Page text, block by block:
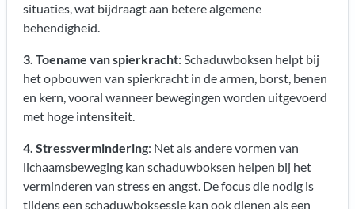
situaties, wat bijdraagt aan betere algemene
behendigheid.
3. Toename van spierkracht: Schaduwboksen helpt bij
het opbouwen van spierkracht in de armen, borst, benen
en kern, vooral wanneer bewegingen worden uitgevoerd
met hoge intensiteit.
4. Stressvermindering: Net als andere vormen van
lichaamsbeweging kan schaduwboksen helpen bij het
verminderen van stress en angst. De focus die nodig is
tijdens een schaduwboksessie kan ook dienen als een